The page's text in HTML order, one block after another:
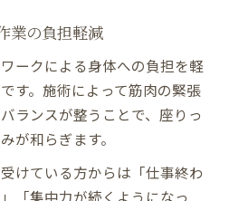
業の負担軽減
ークによる身体への負担を軽
す。施術によって筋肉の緊張
ランスが整うことで、座りっ
が和らぎます。
けている方からは「仕事終わ
「集中力が続くようになっ